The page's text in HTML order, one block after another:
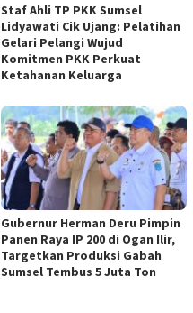
Staf Ahli TP PKK Sumsel
Lidyawati Cik Ujang: Pelatihan
Gelari Pelangi Wujud
Komitmen PKK Perkuat
Ketahanan Keluarga
Gubernur Herman Deru Pimpin
Panen Raya IP 200 di Ogan Ilir,
Targetkan Produksi Gabah
Sumsel Tembus 5 Juta Ton